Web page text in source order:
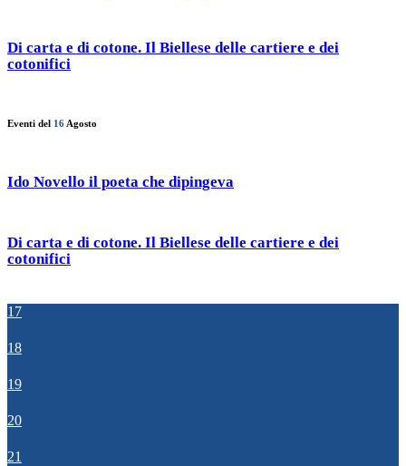
Di carta e di cotone. Il Biellese delle cartiere e dei
cotonifici
Eventi del 16 Agosto
Ido Novello il poeta che dipingeva
Di carta e di cotone. Il Biellese delle cartiere e dei
cotonifici
17
18
19
20
21